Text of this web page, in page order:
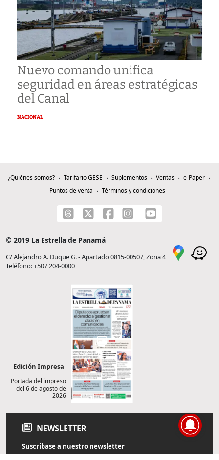
Nuevo comando unifica
seguridad en áreas estratégicas
del Canal
NACIONAL
¿Quiénes somos? Tarifario GESE Suplementos Ventas
e-Paper
Puntos de venta
Términos y condiciones
© 2019 La Estrella de Panamá
C/ Alejandro A. Duque G. - Apartado 0815-00507, Zona 4
Teléfono: +507 204-0000
Edición Impresa
Portada del impreso
del 6 de agosto de
2026
NEWSLETTER
Suscríbase a nuestro newsletter
Reciba diariamente información de actualidad directamente en